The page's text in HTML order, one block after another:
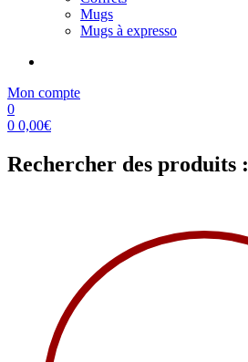
Mugs
Mugs à expresso
Mon compte
0
0 0,00€
Rechercher des produits :